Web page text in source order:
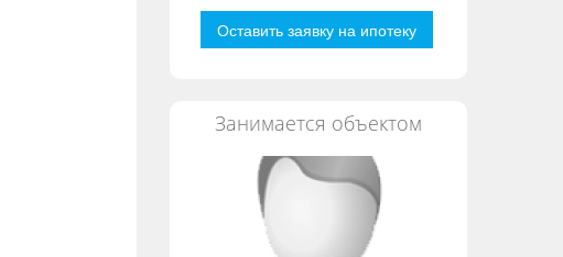
Оставить заявку на ипотеку
Занимается объектом